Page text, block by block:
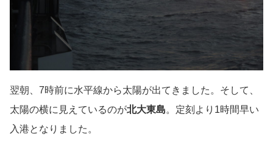
翌朝、7時前に水平線から太陽が出てきました。そして、
太陽の横に見えているのが北大東島。定刻より1時間早い
入港となりました。